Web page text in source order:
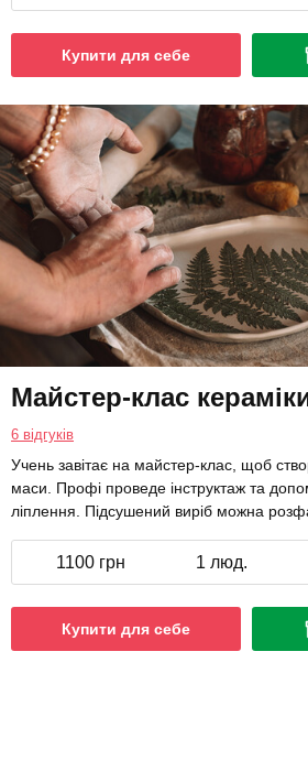
Купити для себе
Майстер-клас
6 відгуків
Учень завітає на майстер-клас, щоб
маси. Профі проведе інструктаж та
ліплення. Підсушений виріб можна
1100 грн 1 люд.
Купити для себе